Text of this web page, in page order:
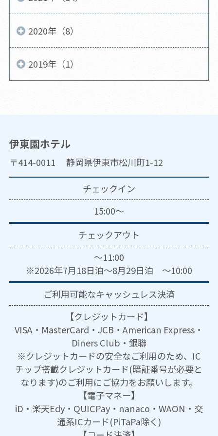
2020年（8）
2019年（1）
伊東園ホテル
〒414-0011 静岡県伊東市松川町1-12
チェックイン
15:00～
チェックアウト
～11:00
※2026年7月18日泊～8月29日泊 ～10:00
ご利用可能なキャッシュレス決済
【クレジットカード】
VISA・MasterCard・JCB・American Express・
Diners Club・銀聯
※クレジットカードの安全なご利用のため、IC
チップ搭載クレジットカード(暗証番号が必要と
なります)のご利用にご協力をお願いします。
【電子マネー】
iD・楽天Edy・QUICPay・nanaco・WAON・交
通系ICカード(PiTaPa除く)